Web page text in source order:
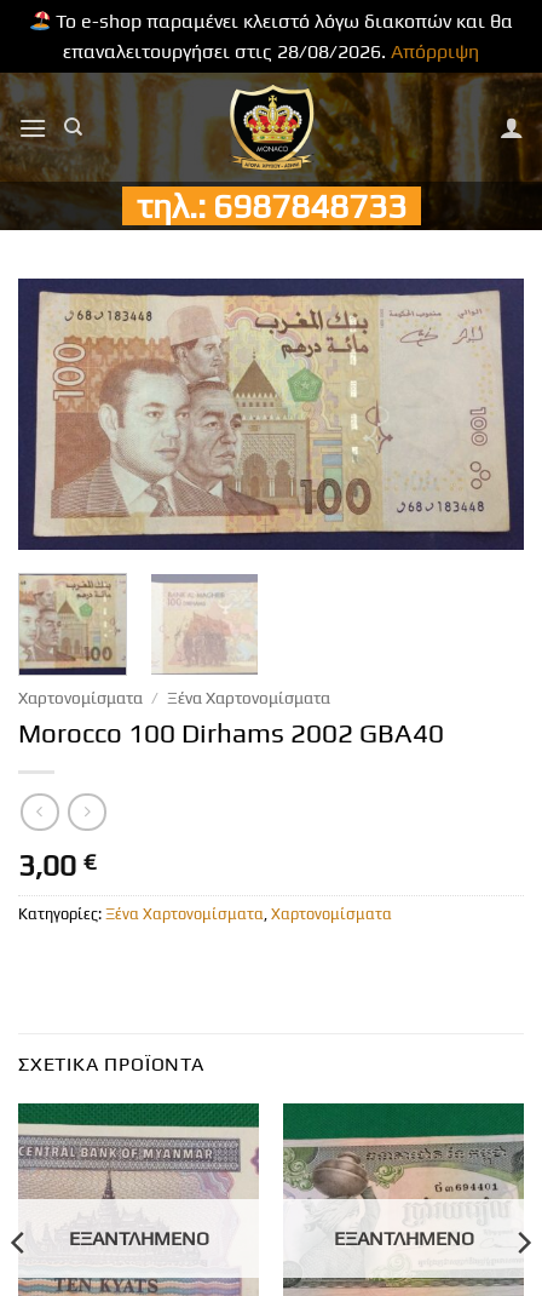
Το e-shop παραμένει κλειστό λόγω διακοπών και θα
επαναλειτουργήσει στις 28/08/2026. Απόρριψη
Μετάβαση
στο
περιεχόμενο
τηλ.: 6987848733
Χαρτονομίσματα / Ξένα Χαρτονομίσματα
Morocco 100 Dirhams 2002 GBA40
3,00 €
Κατηγορίες: Ξένα Χαρτονομίσματα Χαρτονομίσματα
ΣΧΕΤΙΚΆ ΠΡΟΪΌΝΤΑ
ΕΞΑΝΤΛΗΜΈΝΟ ΕΞΑΝΤΛΗΜΈΝΟ